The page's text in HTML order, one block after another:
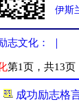
伊斯
志文化：
第1页，共13页
成功励志格